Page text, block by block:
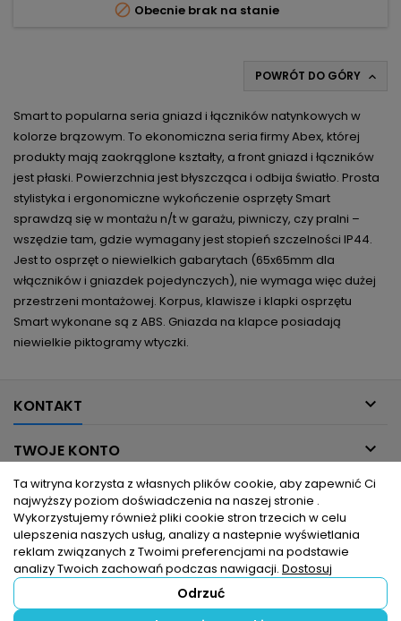
 Obecnie brak na stanie
POWRÓT DO GÓRY 
Smart to popularna seria gniazd i łączników natynkowych w
kolorze brązowym. To ekonomiczna seria firmy Abex, której
produkty mają zaokrąglone kształty, a front gniazd i łączników
jest płaski. Powierzchnia jest błyszcząca i odbija światło. Prosta
stylistyka i ergonomiczne wykończenie osprzęty Smart
sprawdzą się w montażu n/t w garażu, piwniczy, czy pralni –
wszędzie tam, gdzie wymagany jest stopień szczelności IP44.
Jest to osprzęt o niewielkich gabarytach (65x65mm dla
włączników i gniazdek pojedynczych), nie wymaga więc dużej
przestrzeni montażowej. Korpus, klawisze i klapki osprzętu
Smart wykonane są z ABS. Gniazda na klapce posiadają
niewielkie piktogramy wtyczki.
KONTAKT 
TWOJE KONTO 
INFORMACJE DLA CIEBIE 
PRODUKTY
Ta witryna korzysta z własnych plików cookie, aby zapewnić Ci
najwyższy poziom doświadczenia na naszej stronie .
Wykorzystujemy również pliki cookie stron trzecich w celu
ulepszenia naszych usług, analizy a nastepnie wyświetlania
reklam związanych z Twoimi preferencjami na podstawie
analizy Twoich zachowań podczas nawigacji. Dostosuj
Odrzuć